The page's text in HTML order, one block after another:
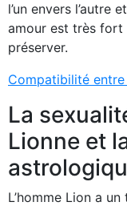
l’un envers l’autre
amour est très
préserver.
Compatibilité entre
La
Lionne et
L’homme Lion a